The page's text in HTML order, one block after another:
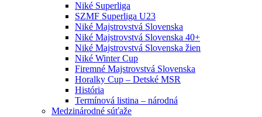
Niké Superliga
SZMF Superliga U23
Niké Majstrovstvá Slovenska
Niké Majstrovstvá Slovenska 40+
Niké Majstrovstvá Slovenska žien
Niké Winter Cup
Firemné Majstrovstvá Slovenska
Horalky Cup – Detské MSR
História
Termínová listina – národná
Medzinárodné súťaže